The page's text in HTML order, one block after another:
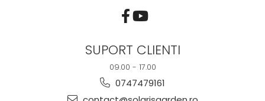
SUPORT CLIENTI
09.00 - 17.00
0747479161